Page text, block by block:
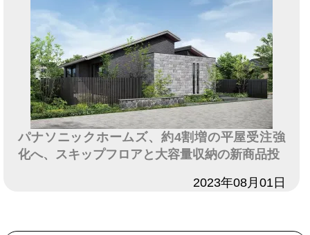
パナソニックホームズ、約4割増の平屋受注強
化へ、スキップフロアと大容量収納の新商品投
2023年08月01日